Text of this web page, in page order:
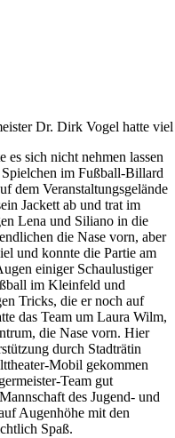
Dr. Dirk Vogel hatte
sich nicht nehmen lassen
im Fußball-Billard
dem Veranstaltungsgelände
Jackett ab und trat im
Lena und Siliano in die
die Nase vorn, aber
und konnte die Partie am
einiger Schaulustiger
im Kleinfeld und
Tricks, die er noch auf
das Team um Laura Wilm,
die Nase vorn. Hier
durch Stadträtin
Mobil gekommen
Team gut
des Jugend- und
Augenhöhe mit den
Spaß.